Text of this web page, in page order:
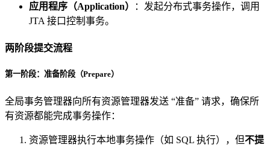
应用程序（Application）
：发起分布式事务操作，调用
JTA 接口控制事务。
两阶段提交流程
第一阶段：准备阶段（Prepare）
全局事务管理器向所有资源管理器发送 “准备” 请求，确保所
有资源都能完成事务操作：
资源管理器执行本地事务操作（如 SQL 执行），但不提